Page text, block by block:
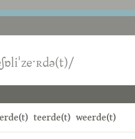
teerde(t) weerde(t)